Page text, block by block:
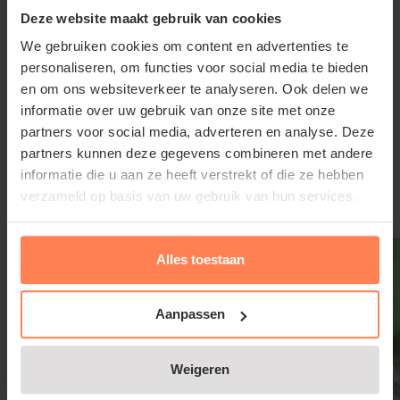
Deze website maakt gebruik van cookies
We gebruiken cookies om content en advertenties te
personaliseren, om functies voor social media te bieden
en om ons websiteverkeer te analyseren. Ook delen we
informatie over uw gebruik van onze site met onze
partners voor social media, adverteren en analyse. Deze
partners kunnen deze gegevens combineren met andere
informatie die u aan ze heeft verstrekt of die ze hebben
verzameld op basis van uw gebruik van hun services.
Alles toestaan
Aanpassen
Weigeren
Daarnaast is een standplaats beschut tegen de
koude wind in de winter aan te raden.
Stokesia laevis 'Alba' snoeien en
onderhouden
De Stokesia laevis 'Alba' is een vaste plant, waarbij
het bovengrondse deel in de winter afsterft. Op een
goed doorlatende grond is de plant goed
winterhard. Op vochtigere grond kan de plant in de
winter soms het loodje leggen. Snoei deze tuinplant
in maart terug tot net boven de grond. Hij zal snel
Lees meer
Gerelateerde producten